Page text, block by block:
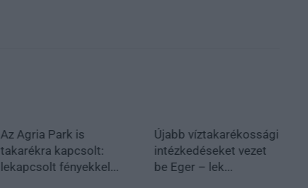
Az Agria Park is
takarékra kapcsolt:
lekapcsolt fényekkel...
Újabb víztakarékossági
intézkedéseket vezet
be Eger – lek...